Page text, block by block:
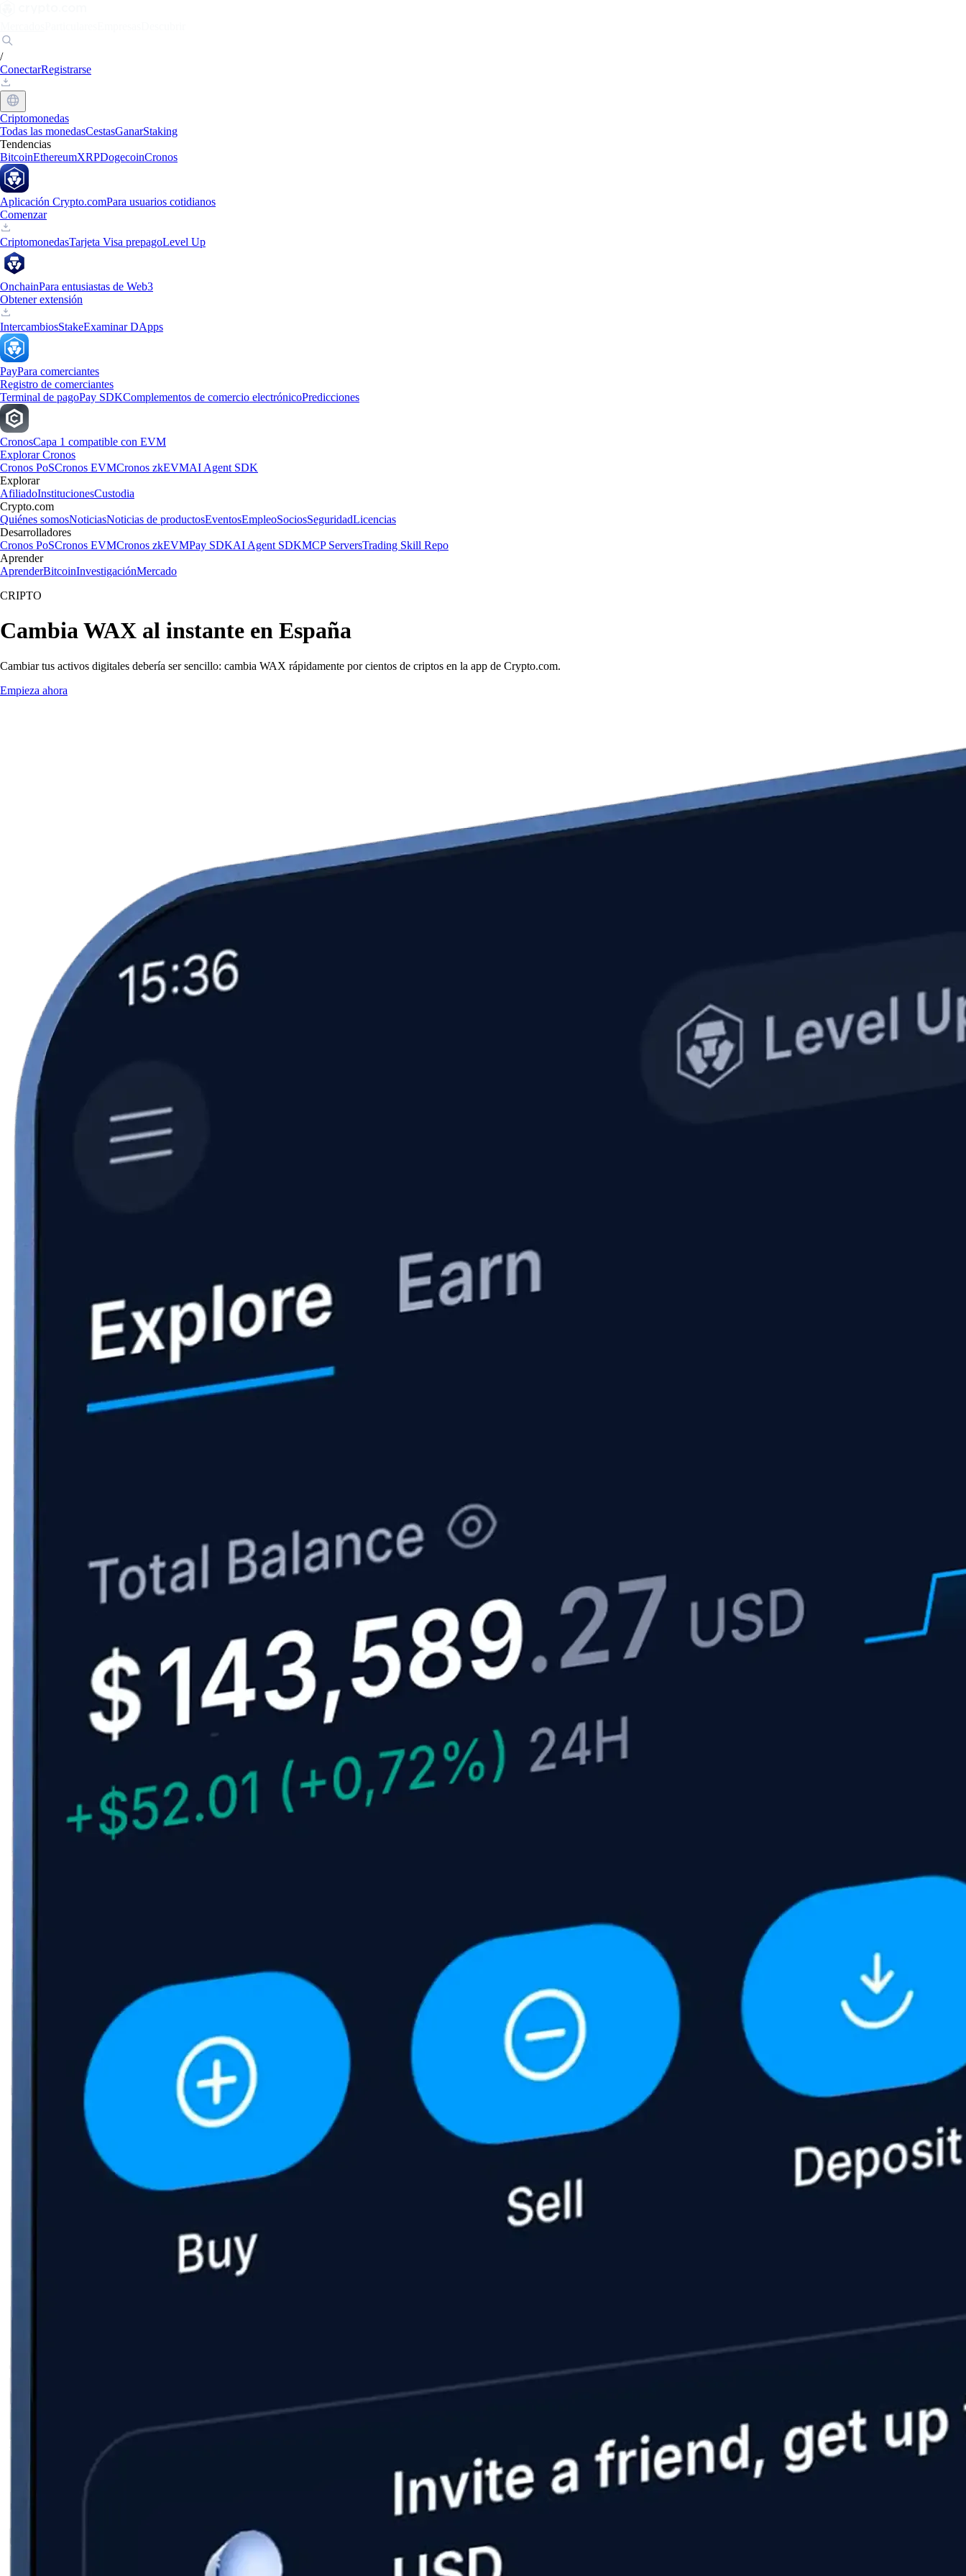
/
ConectarRegistrarse
Criptomonedas
Todas las monedasCestasGanarStaking
Tendencias
BitcoinEthereumXRPDogecoinCronos
Aplicación Crypto.comPara usuarios cotidianos
Comenzar
CriptomonedasTarjeta Visa prepagoLevel Up
OnchainPara entusiastas de Web3
Obtener extensión
IntercambiosStakeExaminar DApps
PayPara comerciantes
Registro de comerciantes
Terminal de pagoPay SDKComplementos de comercio electrónicoPredicciones
CronosCapa 1 compatible con EVM
Explorar Cronos
Cronos PoSCronos EVMCronos zkEVMAI Agent SDK
Explorar
AfiliadoInstitucionesCustodia
Crypto.com
Quiénes somosNoticiasNoticias de productosEventosEmpleoSociosSeguridadLicencias
Desarrolladores
Cronos PoSCronos EVMCronos zkEVMPay SDKAI Agent SDKMCP ServersTrading Skill Repo
Aprender
AprenderBitcoinInvestigaciónMercado
CRIPTO
Cambia WAX al instante en España
Cambiar tus activos digitales debería ser sencillo: cambia WAX rápidamente por cientos de criptos en la app de Crypto.com.
Empieza ahora